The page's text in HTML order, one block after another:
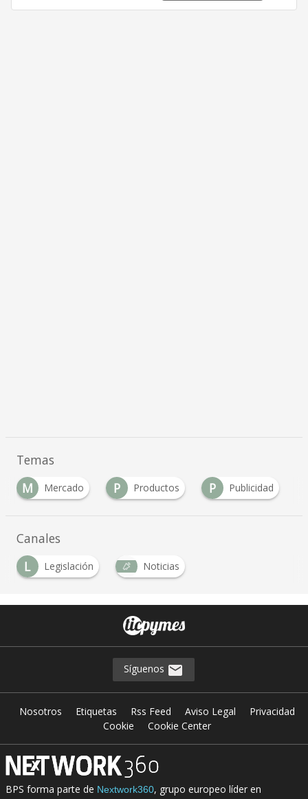
Temas
M
Mercado P Productos P Publicidad
Canales
L
Legislación Noticias
Síguenos
Nosotros Etiquetas Rss Feed Aviso Legal
Privacidad
Cookie
Cookie Center
BPS forma parte de Nextwork360, grupo europeo líder en